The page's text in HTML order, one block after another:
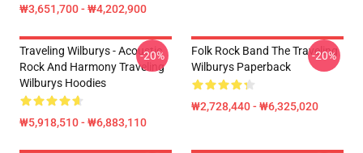
₩3,651,700 - ₩4,202,900
Traveling Wilburys - Acoustic
Rock And Harmony Traveling
Wilburys Hoodies
₩5,918,510 - ₩6,883,110
-20%
Folk Rock Band The Traveling
Wilburys Paperback
₩2,728,440 - ₩6,325,020
-20%